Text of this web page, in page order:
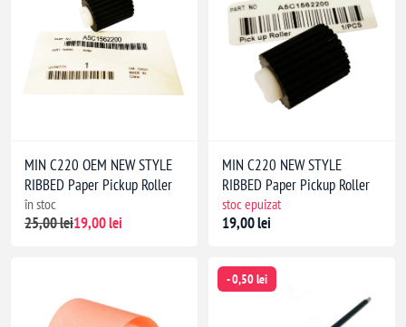
MIN C220 OEM NEW STYLE
RIBBED Paper Pickup Roller
în stoc
25,00 lei19,00 lei
MIN C220 NEW STYLE
RIBBED Paper Pickup Roller
stoc epuizat
19,00 lei
- 0,50 lei